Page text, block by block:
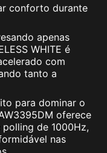
conforto durante
apenas
WHITE é
com
tanto a
para dominar o
oferece
de 1000Hz,
nas